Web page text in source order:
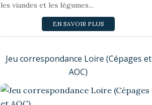
les viandes et les légumes...
EN SAVOIR PLUS
LA DÉGUSTATION
Jeu correspondance Loire (Cépages et
AOC)